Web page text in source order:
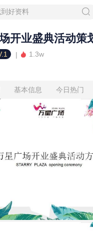
好资料
开业盛典活动策
1.3w
基本信息 今日热门